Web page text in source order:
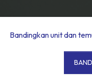
Bandingkan unit dan